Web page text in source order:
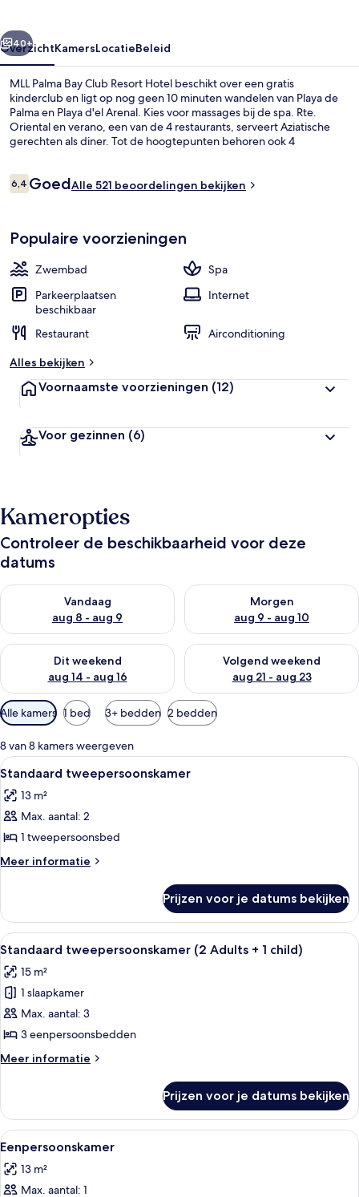
Volgende
40+
OverzichtKamersLocatieBeleid
MLL Palma Bay Club Resort Hotel beschikt over een gratis
kinderclub en ligt op nog geen 10 minuten wandelen van Playa de
Palma en Playa d'el Arenal. Kies voor massages bij de spa. Rte.
Oriental en verano, een van de 4 restaurants, serveert Aziatische
gerechten als diner. Tot de hoogtepunten behoren ook 4
Beoordelingen
6,46,4 op 10 –
GoedAlle 521 beoordelingen bekijken
Populaire voorzieningen
Zwembad
Spa
Parkeerplaatsen
beschikbaar
Internet
Restaurant
Airconditioning
Alles bekijken
Voornaamste voorzieningen (12)
Voor gezinnen (6)
Kameropties
Controleer de beschikbaarheid voor deze
datums
Vandaag
aug 8 - aug 9
De beschikbaarheid controleren voor vanavond aug 8 - aug 9
Morgen
aug 9 - aug 10
De beschikbaarheid
Dit weekend
aug 14 - aug 16
De beschikbaarheid controleren voor dit weekend aug 14 -
Volgend weekend
aug 21 - aug 23
De beschikbaarheid
Beschikbare
filters
voor
kamers
Alle kamers 1 bed 3+ bedden 2 bedden
8 van 8 kamers weergeven
Alle
foto's
voor
Standaard
tweepersoonskamer
laden
Een moderne slaapkamer met twee
3
Standaard tweepersoonskamer
13 m²
Max. aantal: 2
1 tweepersoonsbed
Meer informatie
Meer
tweepersoonskamer
Prijzen voor je datums bekijken
Alle
foto's
voor
Standaard
tweepersoonskamer
(2
Adults
+
child)
laden
Een hotelkamer met twee bedden,
4
Standaard tweepersoonskamer (2 Adults + 1 child)
15 m²
1 slaapkamer
Max. aantal: 3
3 eenpersoonsbedden
Meer informatie
Meer
tweepersoonskamer
(2
Adults
child)
Prijzen voor je datums bekijken
Alle
foto's
voor
Een moderne slaapkamer met twee
3
Eenpersoonskamer
13 m²
Max. aantal: 1